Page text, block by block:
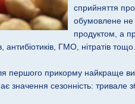
сприйняття
обумовлене
продуктом, а
антибіотиків, ГМО, нітратів тощо.
першого прикорму найкраще
значення сезонність: тривале